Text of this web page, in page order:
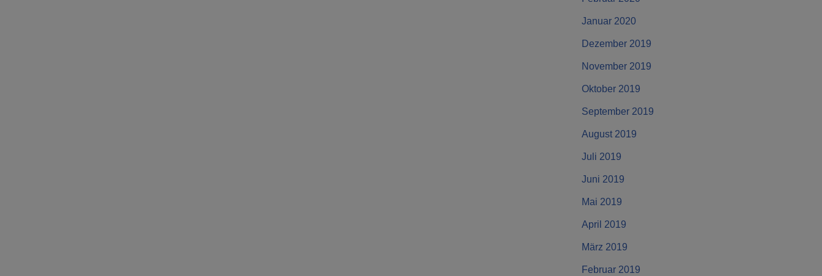
Januar 2020
Dezember 2019
November 2019
Oktober 2019
September 2019
August 2019
Juli 2019
Juni 2019
Mai 2019
April 2019
März 2019
Februar 2019